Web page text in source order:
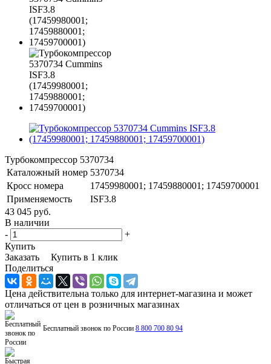
Турбокомпрессор 5370734
Каталожный номер 5370734
Кросс номера
17459980001; 17459880001; 17459700001
Применяемость
ISF3.8
43 045 руб.
В наличии
-
+
Купить
Заказать
Купить в 1 клик
Поделиться
Цена действительна только для интернет-магазина и может
отличаться от цен в розничных магазинах
Бесплатный звонок по России 8 800 700 80 94